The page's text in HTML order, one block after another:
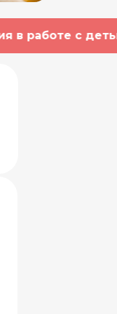
с детьми,